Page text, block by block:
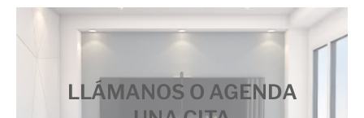
LLÁMANOS O AGENDA